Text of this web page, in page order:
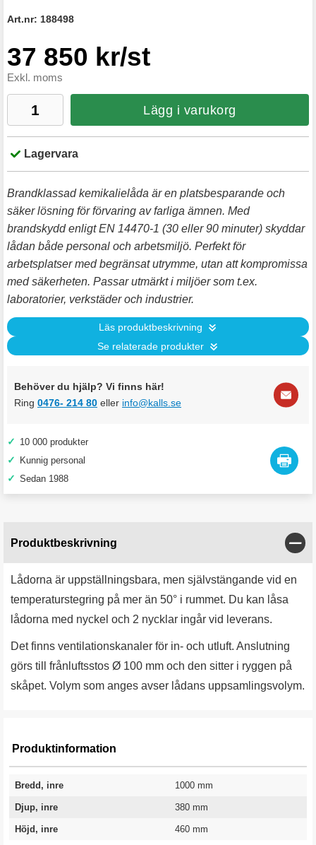
Art.nr: 188498
37 850 kr/st
Exkl. moms
Lägg i varukorg
Lagervara
Brandklassad kemikalielåda är en platsbesparande och
säker lösning för förvaring av farliga ämnen. Med
brandskydd enligt EN 14470-1 (30 eller 90 minuter) skyddar
lådan både personal och arbetsmiljö. Perfekt för
arbetsplatser med begränsat utrymme, utan att kompromissa
med säkerheten. Passar utmärkt i miljöer som t.ex.
laboratorier, verkstäder och industrier.
Läs produktbeskrivning
Se relaterade produkter
Behöver du hjälp? Vi finns här!
Ring 0476- 214 80 eller info@kalls.se
✓ 10 000 produkter
✓ Kunnig personal
✓ Sedan 1988
Produktbeskrivning
Lådorna är uppställningsbara, men självstängande vid en
temperaturstegring på mer än 50° i rummet. Du kan låsa
lådorna med nyckel och 2 nycklar ingår vid leverans.
Det finns ventilationskanaler för in- och utluft. Anslutning
görs till frånluftsstos Ø 100 mm och den sitter i ryggen på
skåpet. Volym som anges avser lådans uppsamlingsvolym.
Produktinformation
Bredd, inre 1000 mm
Djup, inre 380 mm
Höjd, inre
460 mm